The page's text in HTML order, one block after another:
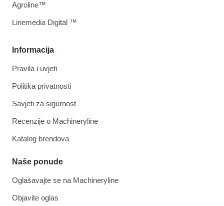
Informacija
Pravila i uvjeti
Politika privatnosti
Savjeti za sigurnost
Recenzije o Machineryline
Katalog brendova
Naše ponude
Oglašavajte se na Machineryline
Objavite oglas
Agroline™
Linemedia Digital ™